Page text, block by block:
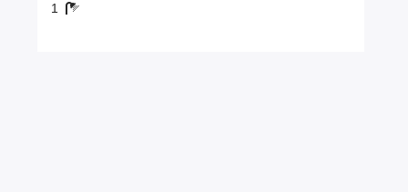
1